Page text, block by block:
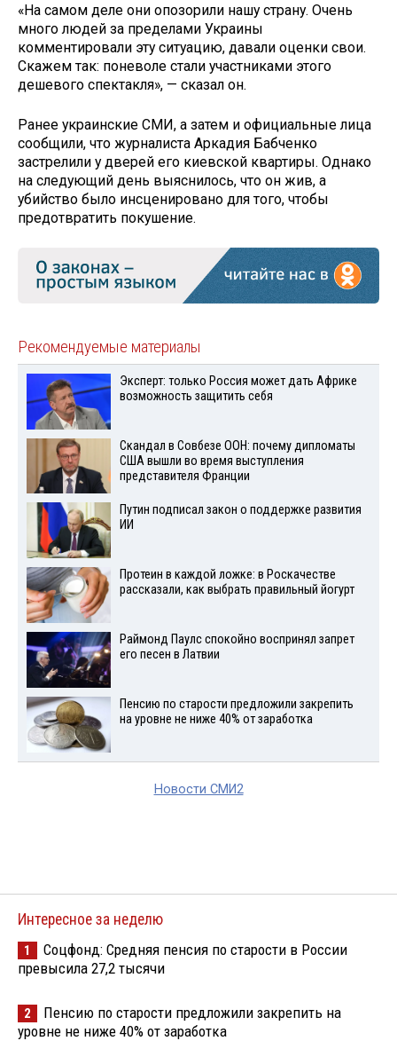
«На самом деле они опозорили нашу страну. Очень
много людей за пределами Украины
комментировали эту ситуацию, давали оценки свои.
Скажем так: поневоле стали участниками этого
дешевого спектакля», — сказал он.
Ранее украинские СМИ, а затем и официальные лица
сообщили, что журналиста Аркадия Бабченко
застрелили у дверей его киевской квартиры. Однако
на следующий день выяснилось, что он жив, а
убийство было инсценировано для того, чтобы
предотвратить покушение.
Рекомендуемые материалы
Эксперт: только Россия может дать Африке
возможность защитить себя
Скандал в Совбезе ООН: почему дипломаты
США вышли во время выступления
представителя Франции
Путин подписал закон о поддержке развития
ИИ
Протеин в каждой ложке: в Роскачестве
рассказали, как выбрать правильный йогурт
Раймонд Паулс спокойно воспринял запрет
его песен в Латвии
Пенсию по старости предложили закрепить
на уровне не ниже 40% от заработка
Новости СМИ2
Интересное за неделю
1
Соцфонд: Средняя пенсия по старости в России
превысила 27,2 тысячи
2
Пенсию по старости предложили закрепить на
уровне не ниже 40% от заработка